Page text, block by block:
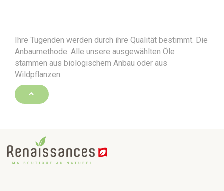
Ihre Tugenden werden durch ihre Qualität bestimmt. Die
Anbaumethode: Alle unsere ausgewählten Öle
stammen aus biologischem Anbau oder aus
Wildpflanzen.